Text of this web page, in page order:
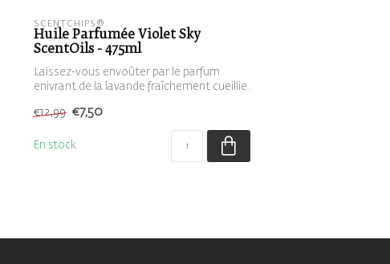
SCENTCHIPS®
Huile Parfumée Violet Sky
ScentOils - 475ml
Laissez-vous envoûter par le parfum
enivrant de la lavande fraîchement cueillie.
€12,99 €7,50
En stock